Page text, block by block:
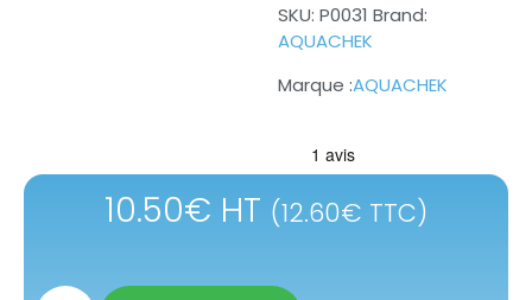
SKU: P0031 Brand:
AQUACHEK
AQUACHEK
10.50€ HT (12.60€ TTC)